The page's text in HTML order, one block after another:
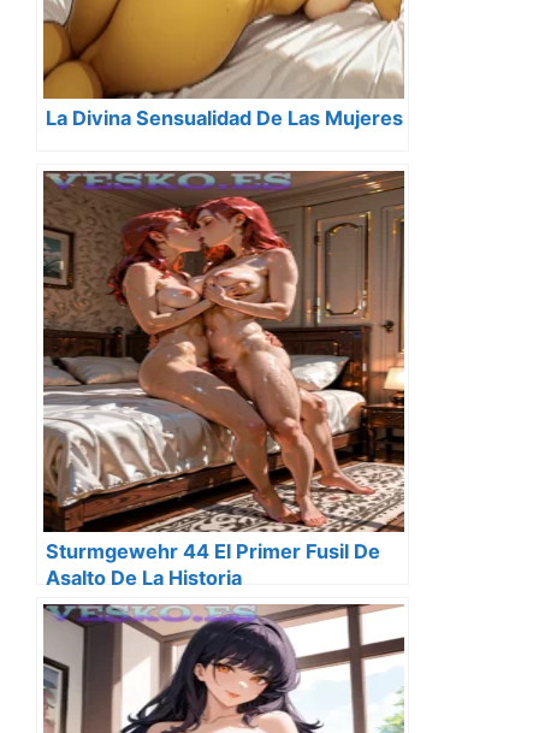
La Divina Sensualidad De Las Mujeres
Sturmgewehr 44 El Primer Fusil De
Asalto De La Historia